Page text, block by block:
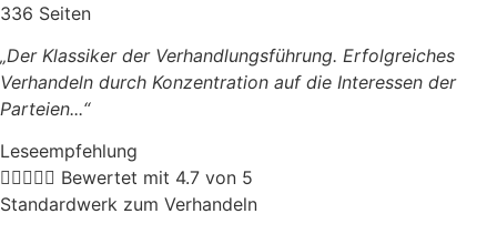
336 Seiten
„Der Klassiker der Verhandlungsführung. Erfolgreiches
Verhandeln durch Konzentration auf die Interessen der
Parteien...“
Leseempfehlung
 Bewertet mit 4.7 von 5
Standardwerk zum Verhandeln